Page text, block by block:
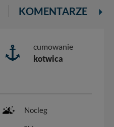
KOMENTARZE
cumowanie
kotwica
Nocleg